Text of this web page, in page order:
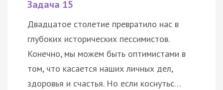
Задача 15
Двадцатое столетие превратило нас в
глубоких исторических пессимистов.
Конечно, мы можем быть оптимистами в
том, что касается наших личных дел,
здоровья и счастья. Но если коснутьс…